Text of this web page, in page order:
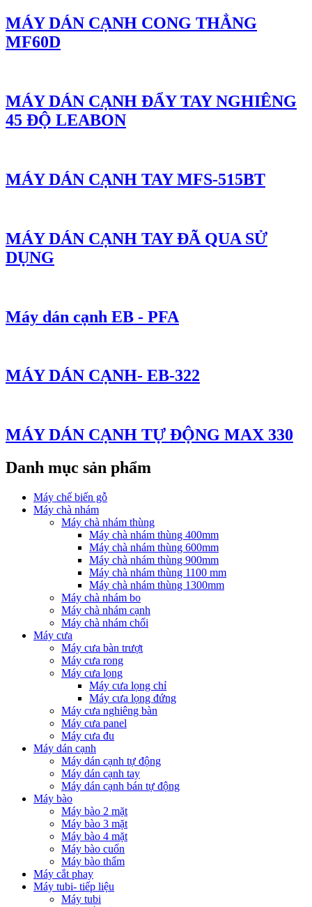
MÁY DÁN CẠNH CONG THẲNG
MF60D
MÁY DÁN CẠNH ĐẨY TAY NGHIÊNG
45 ĐỘ LEABON
MÁY DÁN CẠNH TAY MFS-515BT
MÁY DÁN CẠNH TAY ĐÃ QUA SỬ
DỤNG
Máy dán cạnh EB - PFA
MÁY DÁN CẠNH- EB-322
MÁY DÁN CẠNH TỰ ĐỘNG MAX 330
Danh mục sản phẩm
Máy chế biến gỗ
Máy chà nhám
Máy chà nhám thùng
Máy chà nhám thùng 400mm
Máy chà nhám thùng 600mm
Máy chà nhám thùng 900mm
Máy chà nhám thùng 1100 mm
Máy chà nhám thùng 1300mm
Máy chà nhám bo
Máy chà nhám cạnh
Máy chà nhám chổi
Máy cưa
Máy cưa bàn trượt
Máy cưa rong
Máy cưa lọng
Máy cưa lọng chỉ
Máy cưa lọng đứng
Máy cưa nghiêng bàn
Máy cưa panel
Máy cưa đu
Máy dán cạnh
Máy dán cạnh tự động
Máy dán cạnh tay
Máy dán cạnh bán tự động
Máy bào
Máy bào 2 mặt
Máy bào 3 mặt
Máy bào 4 mặt
Máy bào cuốn
Máy bào thẩm
Máy cắt phay
Máy tubi- tiếp liệu
Máy tubi